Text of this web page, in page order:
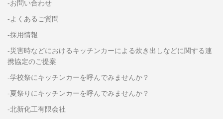
-お問い合わせ
-よくあるご質問
-採用情報
-災害時などにおけるキッチンカーによる炊き出しなどに関する連
携協定のご提案
-学校祭にキッチンカーを呼んでみませんか？
-夏祭りにキッチンカーを呼んでみませんか？
-北新化工有限会社